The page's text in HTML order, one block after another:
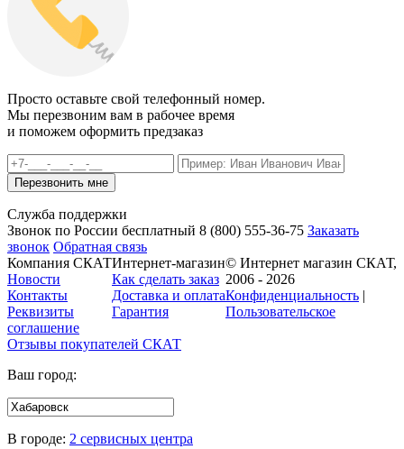
Просто оставьте свой телефонный номер.
Мы перезвоним вам в рабочее время
и поможем оформить предзаказ
Служба поддержки
Звонок по России бесплатный 8 (800) 555-36-75 Заказать
звонок Обратная связь
Компания СКАТ
Новости
Контакты
Реквизиты
Интернет-магазин
Как сделать заказ
Доставка и оплата
Гарантия
© Интернет магазин СКАТ,
2006 - 2026
Конфиденциальность |
Пользовательское
соглашение
Отзывы покупателей СКАТ
Ваш город:
В городе: 2 сервисных центра